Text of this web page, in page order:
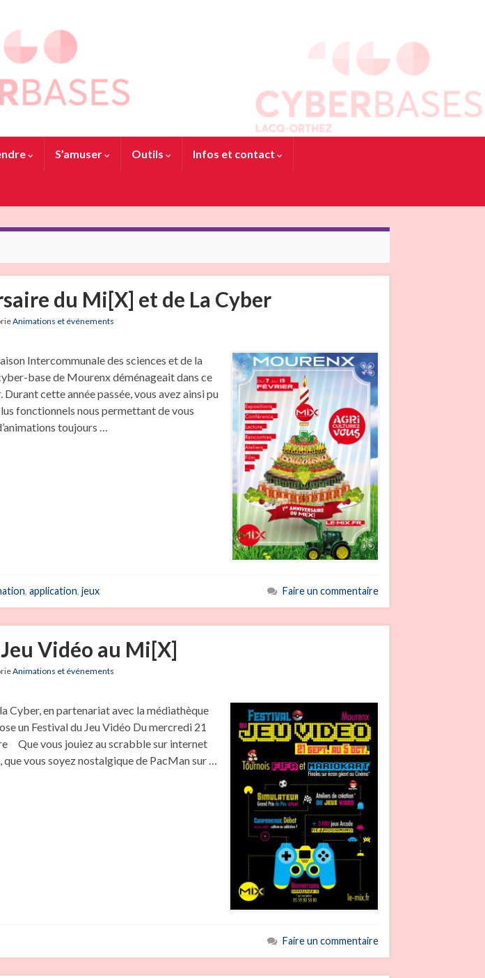
S’amuser Outils Infos et contact
du Mi[X] et de La Cyber
Animations et événements
Intercommunale des sciences et de la
base de Mourenx déménageait dans ce
cette année passée, vous avez ainsi pu
fonctionnels nous permettant de vous
toujours …
, application, jeux Faire un commentaire
Vidéo au Mi[X]
Animations et événements
Cyber, en partenariat avec la médiathèque
un Festival du Jeu Vidéo Du mercredi 21
Que vous jouiez au scrabble sur internet
que vous soyez nostalgique de PacMan sur …
Faire un commentaire